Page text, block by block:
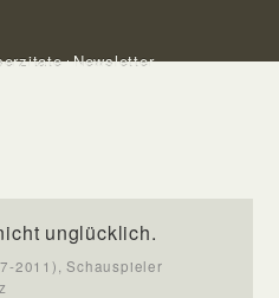
Newsletter
unglücklich.
2011), Schauspieler